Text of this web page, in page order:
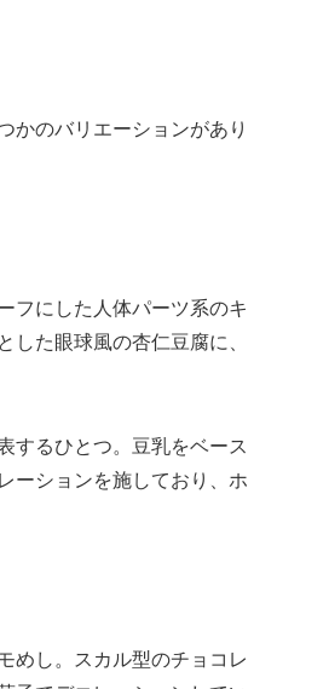
かのバリエーションがあり
フにした人体パーツ系のキ
した眼球風の杏仁豆腐に、
するひとつ。豆乳をベース
ーションを施しており、ホ
めし。スカル型のチョコレ